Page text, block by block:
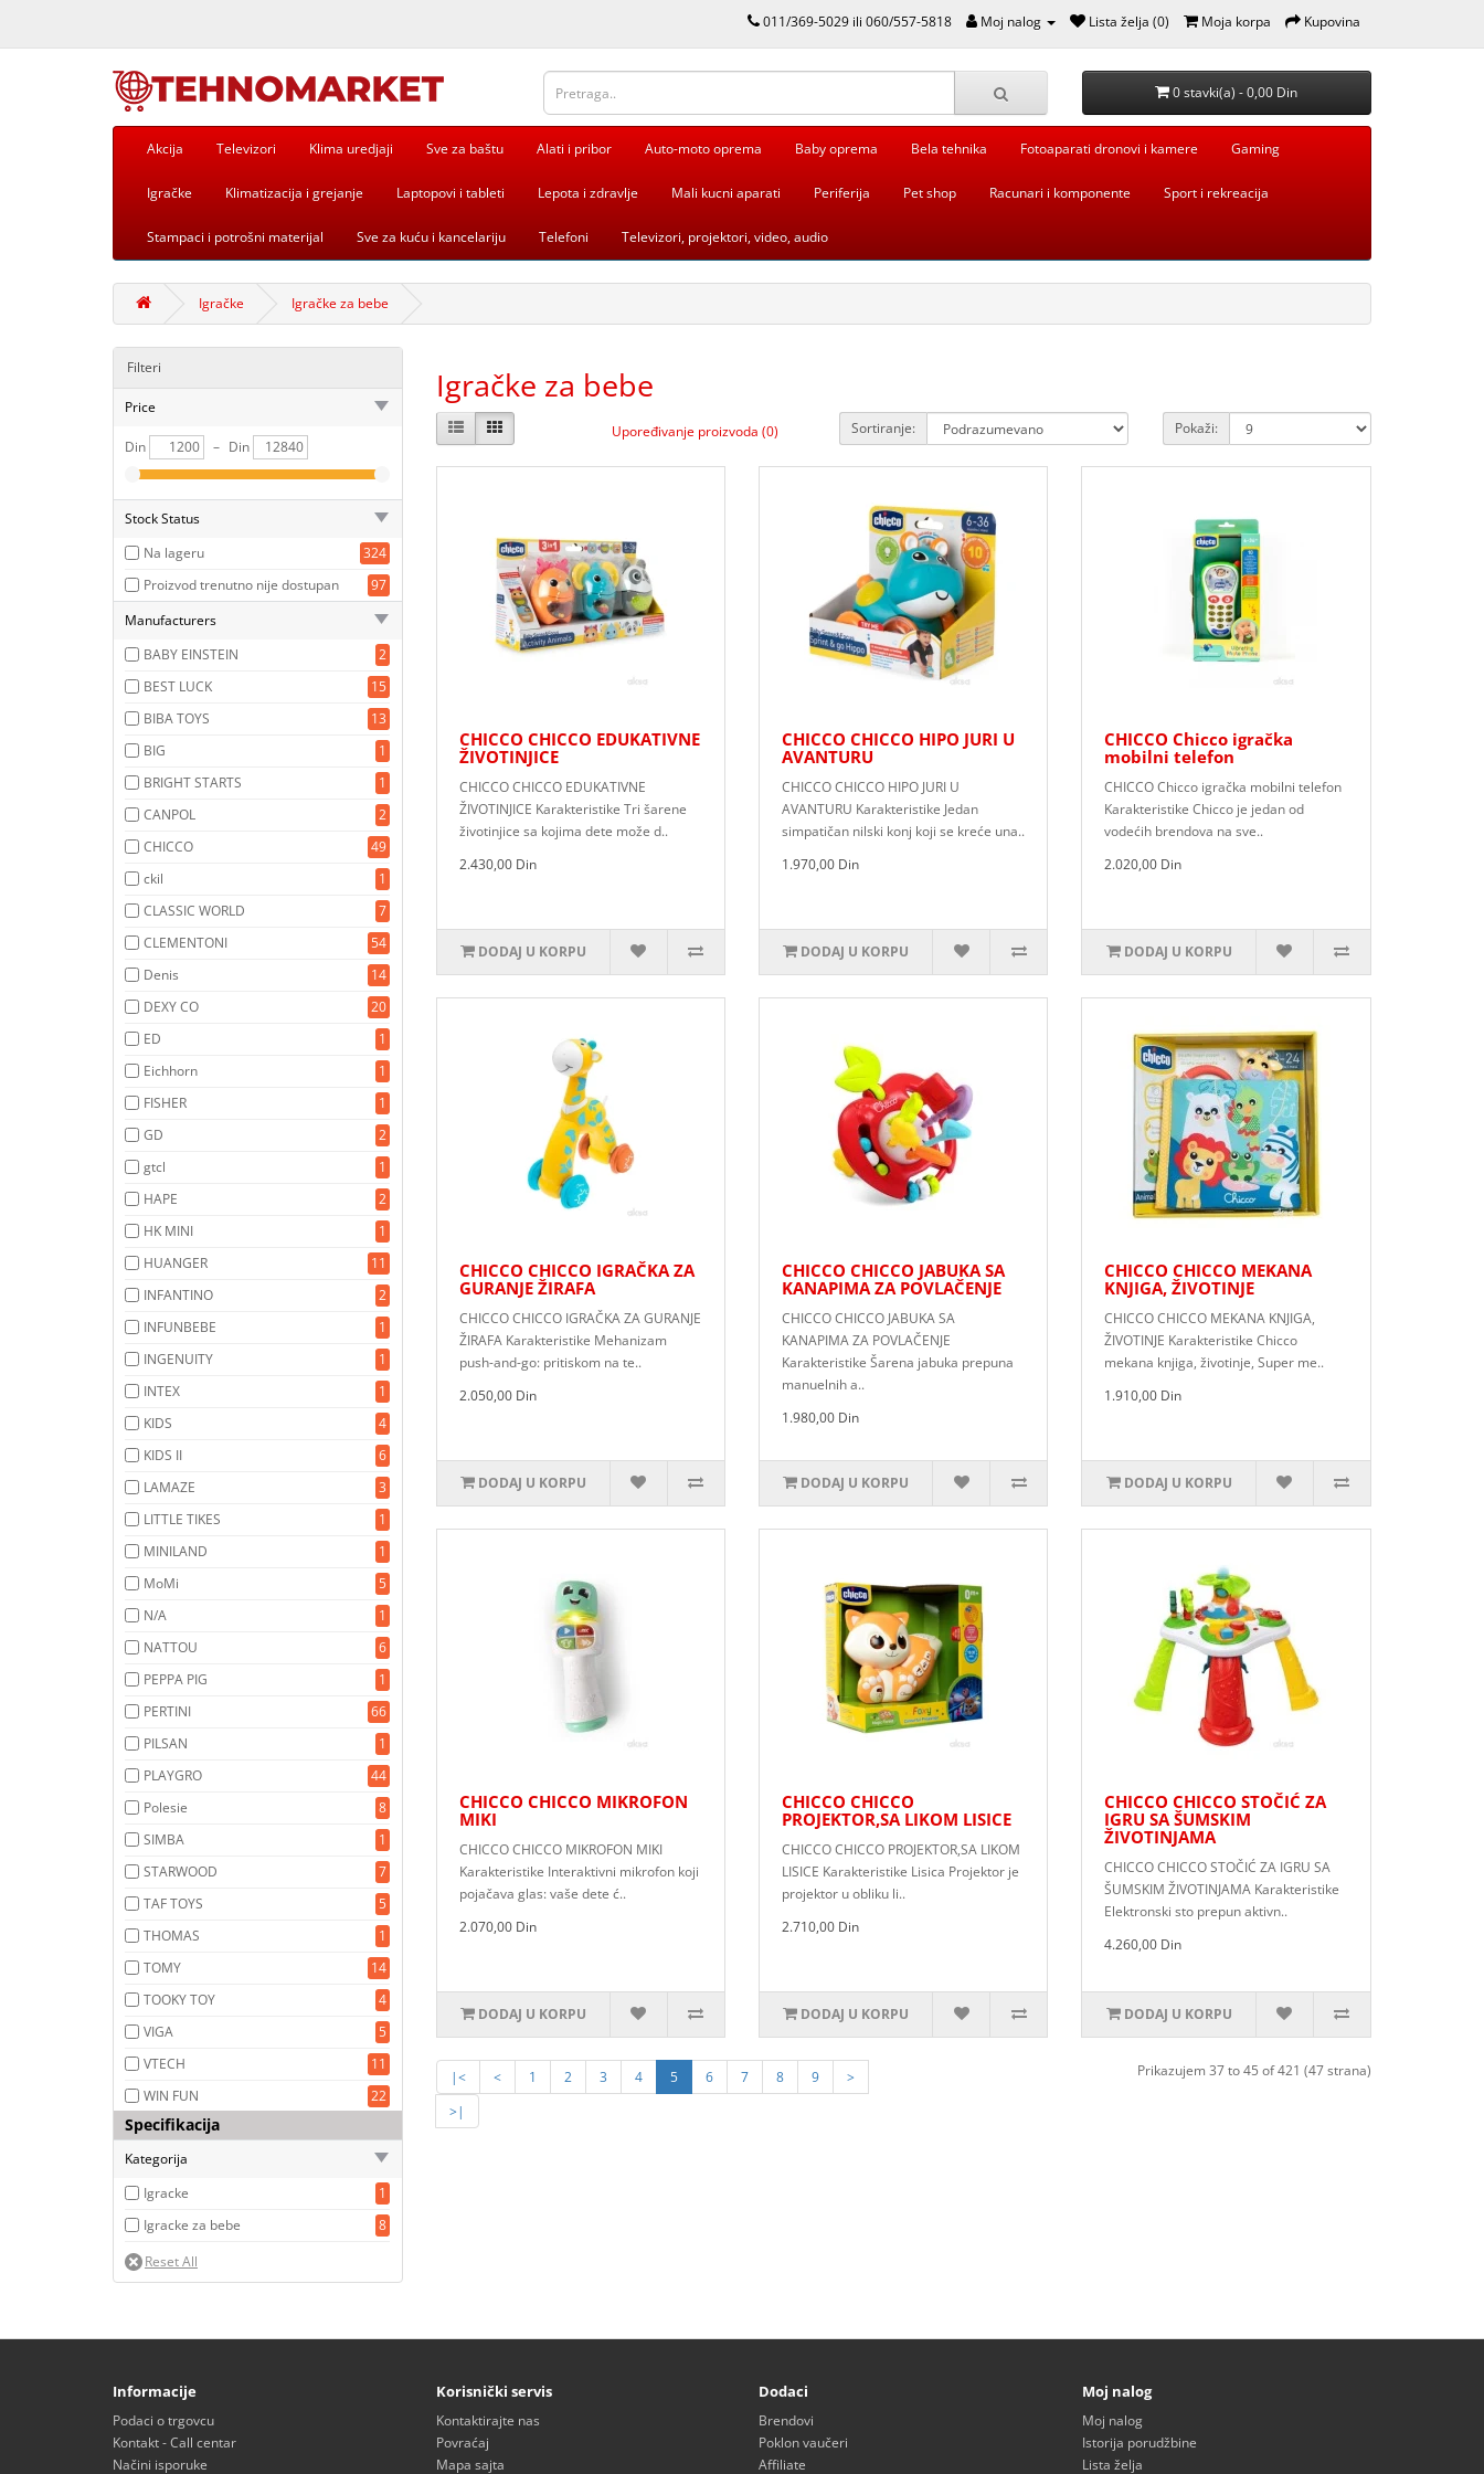
011/369-5029 ili 060/557-5818 Moj nalog Lista želja (0) Moja korpa Kupovina
0 stavki(a) - 0,00 Din
Akcija Televizori Klima uredjaji Sve za baštu Alati i pribor Auto-moto oprema Baby oprema Bela tehnika Fotoaparati dronovi i kamere Gaming
Igračke Klimatizacija i grejanje Laptopovi i tableti Lepota i zdravlje Mali kucni aparati Periferija Pet shop Racunari i komponente Sport i rekreacija
Stampaci i potrošni materijal Sve za kuću i kancelariju Telefoni Televizori, projektori, video, audio
Igračke Igračke za bebe
Filteri
Price
Din – Din
Stock Status
Na lageru
324
Proizvod trenutno nije dostupan
97
Manufacturers
BABY EINSTEIN
2
BEST LUCK
15
BIBA TOYS
13
BIG
1
BRIGHT STARTS
1
CANPOL
2
CHICCO
49
ckil
1
CLASSIC WORLD
7
CLEMENTONI
54
Denis
14
DEXY CO
20
ED
1
Eichhorn
1
FISHER
1
GD
2
gtcl
1
HAPE
2
HK MINI
1
HUANGER
11
INFANTINO
2
INFUNBEBE
1
INGENUITY
1
INTEX
1
KIDS
4
KIDS II
6
LAMAZE
3
LITTLE TIKES
1
MINILAND
1
MoMi
5
N/A
1
NATTOU
6
PEPPA PIG
1
PERTINI
66
PILSAN
1
PLAYGRO
44
Polesie
8
SIMBA
1
STARWOOD
7
TAF TOYS
5
THOMAS
1
TOMY
14
TOOKY TOY
4
VIGA
5
VTECH
11
WIN FUN
22
Specifikacija
Kategorija
Igracke
1
Igracke za bebe
8
Igračke za bebe
Upoređivanje proizvoda (0) Sortiranje: Pokaži:
CHICCO CHICCO EDUKATIVNE
ŽIVOTINJICE
CHICCO CHICCO EDUKATIVNE
ŽIVOTINJICE Karakteristike Tri šarene
životinjice sa kojima dete može d..
2.430,00 Din
DODAJ U KORPU
CHICCO CHICCO HIPO JURI U
AVANTURU
CHICCO CHICCO HIPO JURI U
AVANTURU Karakteristike Jedan
simpatičan nilski konj koji se kreće una..
1.970,00 Din
DODAJ U KORPU
CHICCO Chicco igračka
mobilni telefon
CHICCO Chicco igračka mobilni telefon
Karakteristike Chicco je jedan od
vodećih brendova na sve..
2.020,00 Din
DODAJ U KORPU
CHICCO CHICCO IGRAČKA ZA
GURANJE ŽIRAFA
CHICCO CHICCO IGRAČKA ZA GURANJE
ŽIRAFA Karakteristike Mehanizam
push-and-go: pritiskom na te..
2.050,00 Din
DODAJ U KORPU
CHICCO CHICCO JABUKA SA
KANAPIMA ZA POVLAČENJE
CHICCO CHICCO JABUKA SA
KANAPIMA ZA POVLAČENJE
Karakteristike Šarena jabuka prepuna
manuelnih a..
1.980,00 Din
DODAJ U KORPU
CHICCO CHICCO MEKANA
KNJIGA, ŽIVOTINJE
CHICCO CHICCO MEKANA KNJIGA,
ŽIVOTINJE Karakteristike Chicco
mekana knjiga, životinje, Super me..
1.910,00 Din
DODAJ U KORPU
CHICCO CHICCO MIKROFON
MIKI
CHICCO CHICCO MIKROFON MIKI
Karakteristike Interaktivni mikrofon koji
pojačava glas: vaše dete ć..
2.070,00 Din
DODAJ U KORPU
CHICCO CHICCO
PROJEKTOR,SA LIKOM LISICE
CHICCO CHICCO PROJEKTOR,SA LIKOM
LISICE Karakteristike Lisica Projektor je
projektor u obliku li..
2.710,00 Din
DODAJ U KORPU
CHICCO CHICCO STOČIĆ ZA
IGRU SA ŠUMSKIM
ŽIVOTINJAMA
CHICCO CHICCO STOČIĆ ZA IGRU SA
ŠUMSKIM ŽIVOTINJAMA Karakteristike
Elektronski sto prepun aktivn..
4.260,00 Din
DODAJ U KORPU
|< < 1 2 3 4 5 6 7 8 9
>
>|
Prikazujem 37 to 45 of 421 (47 strana)
Informacije
Podaci o trgovcu
Kontakt - Call centar
Načini isporuke
Korisnički servis
Kontaktirajte nas
Povraćaj
Mapa sajta
Dodaci
Brendovi
Poklon vaučeri
Affiliate
Moj nalog
Moj nalog
Istorija porudžbine
Lista želja